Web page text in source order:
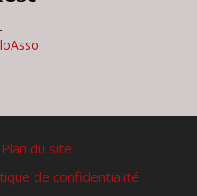
Plan du site
de confidentialité